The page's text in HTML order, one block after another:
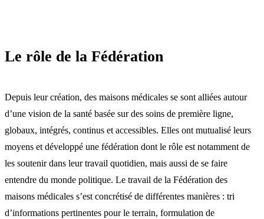
Le rôle de la Fédération
Depuis leur création, des maisons médicales se sont alliées autour
d’une vision de la santé basée sur des soins de première ligne,
globaux, intégrés, continus et accessibles. Elles ont mutualisé leurs
moyens et développé une fédération dont le rôle est notamment de
les soutenir dans leur travail quotidien, mais aussi de se faire
entendre du monde politique. Le travail de la Fédération des
maisons médicales s’est concrétisé de différentes manières : tri
d’informations pertinentes pour le terrain, formulation de